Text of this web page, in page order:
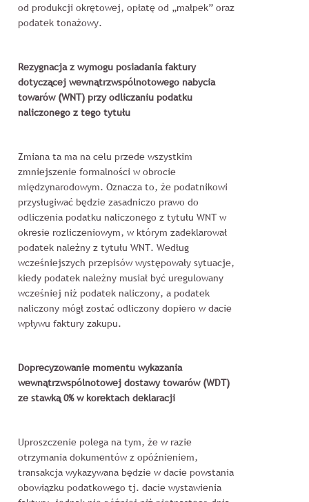
od produkcji okrętowej, opłatę od „małpek” oraz
podatek tonażowy.
Rezygnacja z wymogu posiadania faktury
dotyczącej wewnątrzwspólnotowego nabycia
towarów (WNT) przy odliczaniu podatku
naliczonego z tego tytułu
Zmiana ta ma na celu przede wszystkim
zmniejszenie formalności w obrocie
międzynarodowym. Oznacza to, że podatnikowi
przysługiwać będzie zasadniczo prawo do
odliczenia podatku naliczonego z tytułu WNT w
okresie rozliczeniowym, w którym zadeklarował
podatek należny z tytułu WNT. Według
wcześniejszych przepisów występowały sytuacje,
kiedy podatek należny musiał być uregulowany
wcześniej niż podatek naliczony, a podatek
naliczony mógł zostać odliczony dopiero w dacie
wpływu faktury zakupu.
Doprecyzowanie momentu wykazania
wewnątrzwspólnotowej dostawy towarów (WDT)
ze stawką 0% w korektach deklaracji
Uproszczenie polega na tym, że w razie
otrzymania dokumentów z opóźnieniem,
transakcja wykazywana będzie w dacie powstania
obowiązku podatkowego tj. dacie wystawienia